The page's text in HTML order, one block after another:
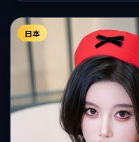
日本